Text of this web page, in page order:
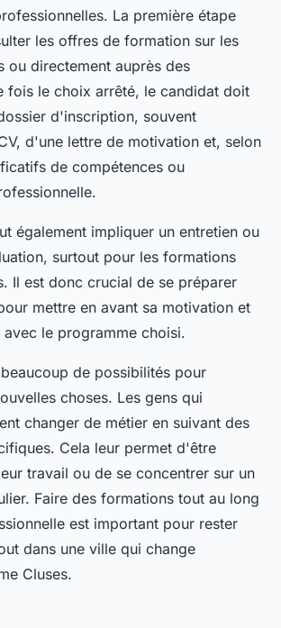
La première étape
les offres de formation sur les
ou directement auprès des
fois le choix arrêté, le candidat doit
d'inscription, souvent
d'une lettre de motivation et, selon
de compétences ou
également impliquer un entretien ou
surtout pour les formations
Il est donc crucial de se préparer
mettre en avant sa motivation et
avec le programme choisi.
de possibilités pour
choses. Les gens qui
changer de métier en suivant des
Cela leur permet d'être
travail ou de se concentrer sur un
Faire des formations tout au long
est important pour rester
dans une ville qui change
Cluses.